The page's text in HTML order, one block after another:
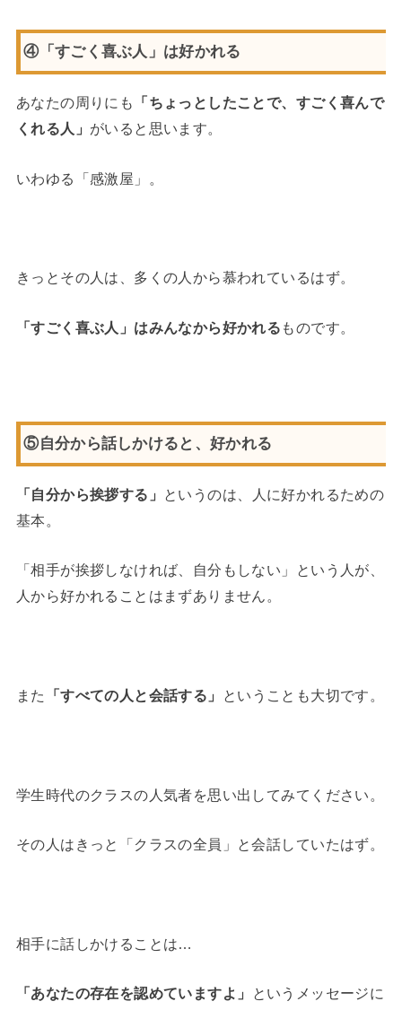
④「すごく喜ぶ人」は好かれる
あなたの周りにも
「ちょっとしたことで、すごく喜んで
くれる人」 がいると思います。
いわゆる「感激屋」。
きっとその人は、多くの人から慕われているはず。
「すごく喜ぶ人」はみんなから好かれる ものです。
⑤自分から話しかけると、好かれる
「自分から挨拶する」
というのは、人に好かれるための
基本。
「相手が挨拶しなければ、自分もしない」という人が、
人から好かれることはまずありません。
また 「すべての人と会話する」 ということも大切です。
学生時代のクラスの人気者を思い出してみてください。
その人はきっと「クラスの全員」と会話していたはず。
相手に話しかけることは…
「あなたの存在を認めていますよ」
というメッセージに